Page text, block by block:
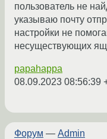
пользователь не
указываю почту
настройки не
несуществующих
papahappa
08.09.2023 08:56:39
Форум — Admin